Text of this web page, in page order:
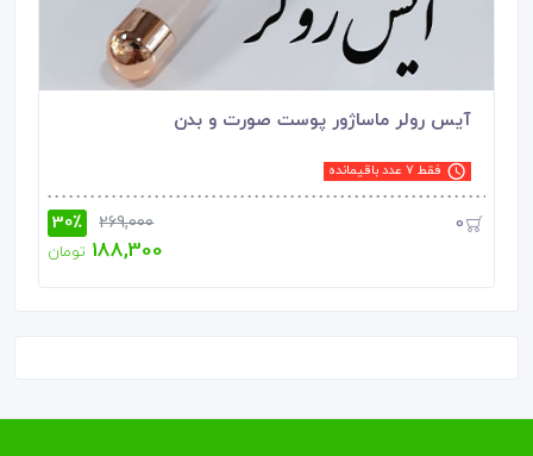
شگفت انگیز آیس رولر ماساژور پوست صورت و بدن
فقط 7 عدد باقیمانده
0
269,000 30٪
188,300 تومان